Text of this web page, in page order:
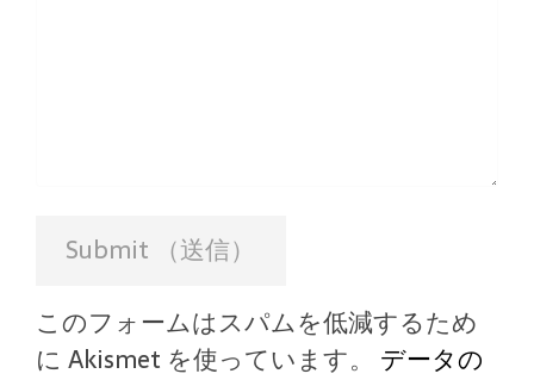
このフォームはスパムを低減するため
に Akismet を使っています。 データの